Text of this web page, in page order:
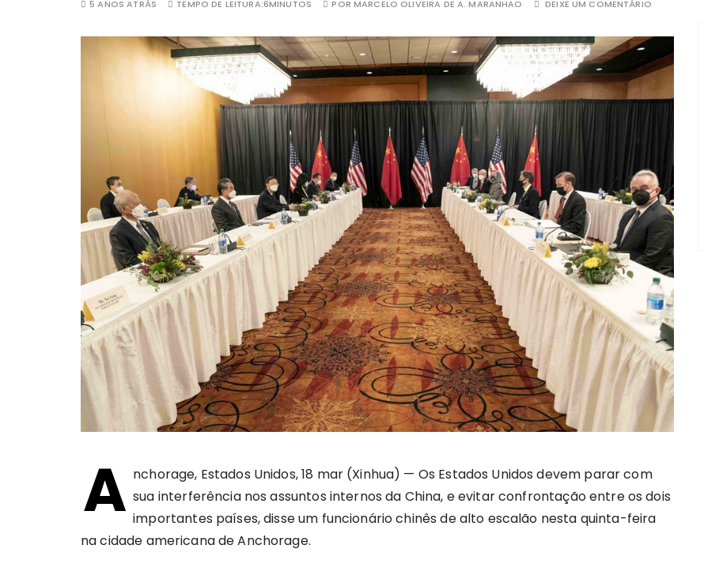
5 ANOS ATRÁS TEMPO DE LEITURA:6MINUTOS POR MARCELO OLIVEIRA DE A. MARANHAO DEIXE UM COMENTÁRIO
A nchorage, Estados Unidos, 18 mar (Xinhua) — Os Estados Unidos devem parar com
sua interferência nos assuntos internos da China, e evitar confrontação entre os dois
importantes países, disse um funcionário chinês de alto escalão nesta quinta-feira
na cidade americana de Anchorage.